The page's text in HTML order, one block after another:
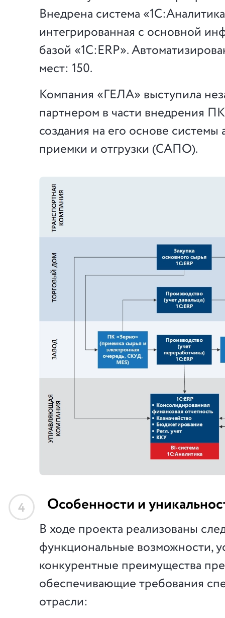
Внедрена система
интегрированная с основной
базой «1С:ERP».
мест: 150.
Компания «ГЕЛА» выступила
партнером в части внедрения
создания на его основе системы
приемки и отгрузки (САПО).
4 Особенности и
В ходе проекта реализованы
функциональные возможности,
конкурентные преимущества
обеспечивающие требования
отрасли: